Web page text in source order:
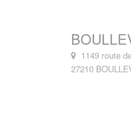
1149 route
27210